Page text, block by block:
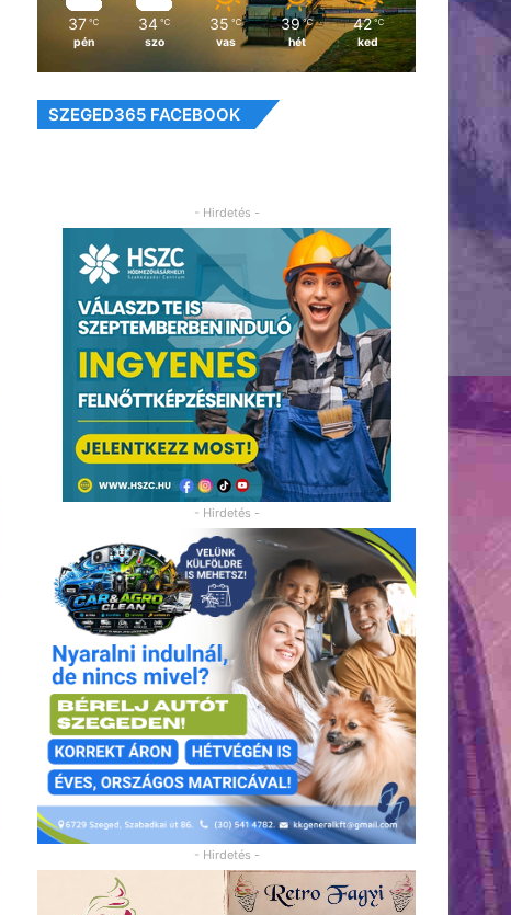
37 ℃
pén
34 ℃
szo
35 ℃
vas
39 ℃
hét
42 ℃
ked
SZEGED365 FACEBOOK
- Hirdetés -
- Hirdetés -
- Hirdetés -